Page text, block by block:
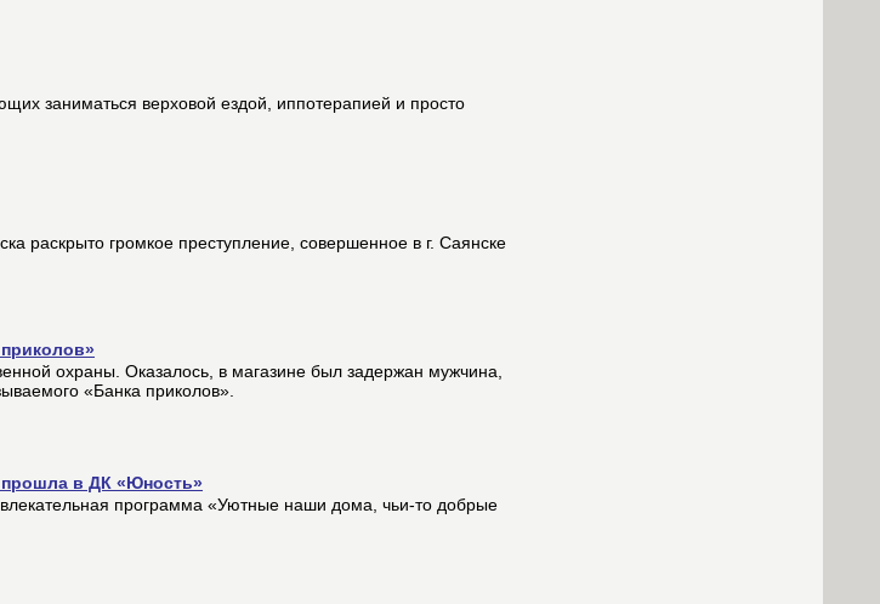
заниматься верховой ездой, иппотерапией и просто
раскрыто громкое преступление, совершенное в г. Саянске
охраны. Оказалось, в магазине был задержан мужчина,
«Банка приколов».
прошла в ДК «Юность»
программа «Уютные наши дома, чьи-то добрые